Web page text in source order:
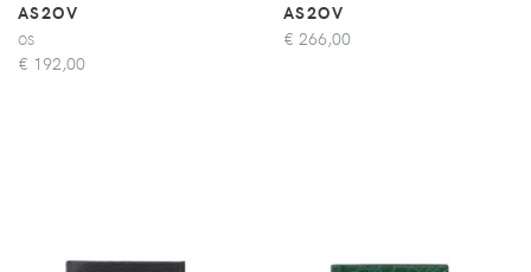
AS2OV
OS
€ 192,00
AS2OV
€ 266,00